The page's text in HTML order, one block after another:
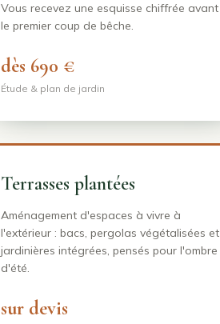
Vous recevez une esquisse chiffrée avant
le premier coup de bêche.
dès 690 €
Étude & plan de jardin
Terrasses plantées
Aménagement d'espaces à vivre à
l'extérieur : bacs, pergolas végétalisées et
jardinières intégrées, pensés pour l'ombre
d'été.
sur devis